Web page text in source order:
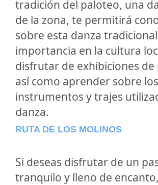
tradición del paloteo, una
de la zona, te permitirá
sobre esta danza
importancia en la cultura
disfrutar de exhibiciones de
así como aprender sobre
instrumentos y trajes
danza.
RUTA DE LOS MOLINOS
Si deseas disfrutar de un
tranquilo y lleno de